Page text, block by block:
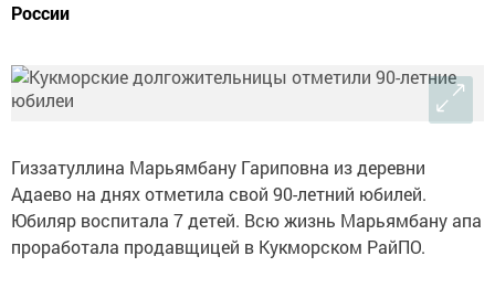
России
Гиззатуллина Марьямбану Гариповна из деревни
Адаево на днях отметила свой 90-летний юбилей.
Юбиляр воспитала 7 детей. Всю жизнь Марьямбану апа
проработала продавщицей в Кукморском РайПО.